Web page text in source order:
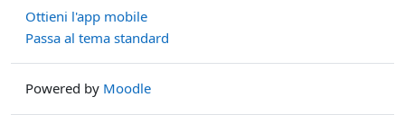
Ottieni l'app mobile
Passa al tema standard
Powered by Moodle